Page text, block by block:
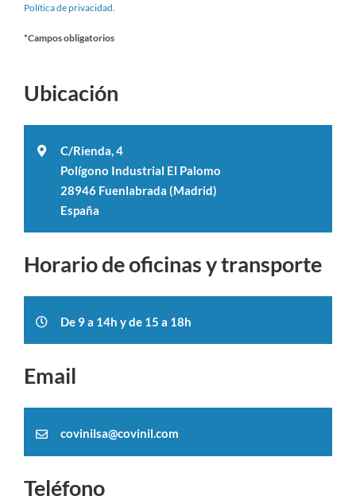
Política de privacidad
*Campos obligatorios
Ubicación
C/Rienda, 4
Polígono Industrial El Palomo
28946 Fuenlabrada (Madrid)
España
Horario de oficinas y transporte
De 9 a 14h y de 15 a 18h
Email
covinilsa@covinil.com
Teléfono